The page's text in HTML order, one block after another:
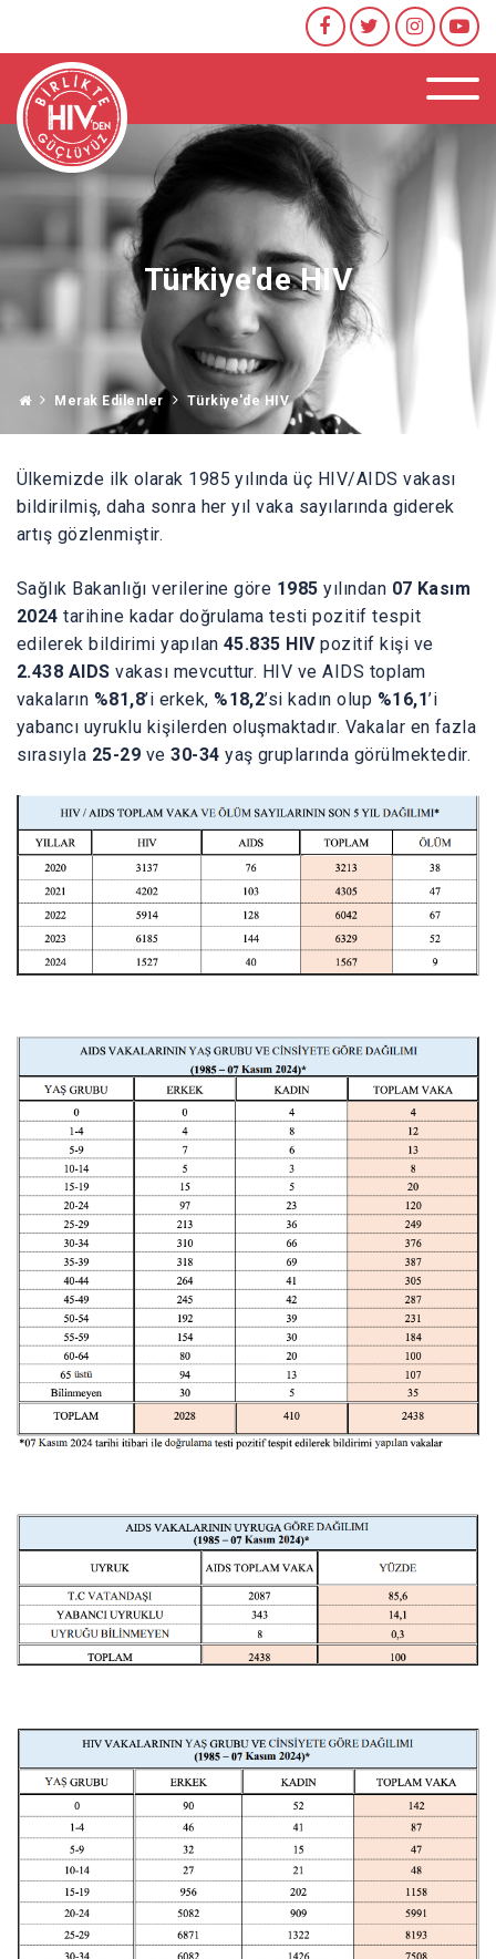
Türkiye'de HIV
Merak Edilenler Türkiye'de HIV
Ülkemizde ilk olarak 1985 yılında üç HIV/AIDS vakası
bildirilmiş, daha sonra her yıl vaka sayılarında giderek
artış gözlenmiştir.
Sağlık Bakanlığı verilerine göre 1985 yılından 07 Kasım
2024 tarihine kadar doğrulama testi pozitif tespit
edilerek bildirimi yapılan 45.835 HIVpozitif kişi ve
2.438 AIDS vakası mevcuttur. HIV ve AIDS toplam
vakaların %81,8’i erkek, %18,2’si kadın olup %16,1’i
yabancı uyruklu kişilerden oluşmaktadır. Vakalar en fazla
sırasıyla 25-29 ve30-34 yaş gruplarında görülmektedir.